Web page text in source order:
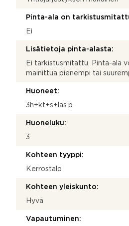
Pinta-ala on
Ei
Lisätietoja pinta-alasta:
Ei tarkistusmitattu. Pinta-ala
mainittua pienempi tai
Huoneet:
3h+kt+s+las.p
Huoneluku:
3
Kohteen tyyppi:
Kerrostalo
Kohteen yleiskunto:
Hyvä
Vapautuminen: